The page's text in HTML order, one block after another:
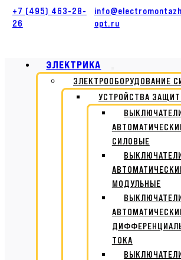
+7 (495) 463-28-
26
opt.ru
ЭЛЕКТРИКА
ЭЛЕКТРООБОРУДОВАНИЕ
УСТРОЙСТВА
ВЫКЛЮЧАТЕЛИ
СИЛОВЫЕ
ВЫКЛЮЧАТЕЛИ
МОДУЛЬНЫЕ
ВЫКЛЮЧАТЕЛИ
ТОКА
ВЫКЛЮЧАТЕЛИ